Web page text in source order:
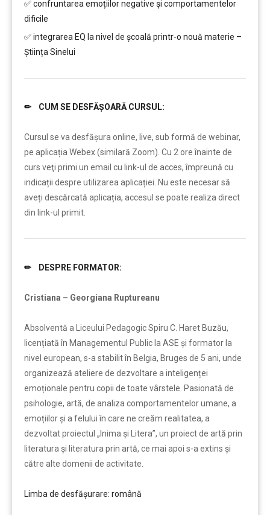
✅ confruntarea emoțiilor negative și comportamentelor
dificile
✅ integrarea EQ la nivel de școală printr-o nouă materie –
Știința Sinelui
✏ CUM SE DESFĂȘOARĂ CURSUL:
Cursul se va desfășura online, live, sub formă de webinar,
pe aplicația Webex (similară Zoom). Cu 2 ore înainte de
curs veţi primi un email cu link-ul de acces, împreună cu
indicații despre utilizarea aplicației. Nu este necesar să
aveți descărcată aplicația, accesul se poate realiza direct
din link-ul primit.
✏ DESPRE FORMATOR:
Cristiana – Georgiana Ruptureanu
Absolventă a Liceului Pedagogic Spiru C. Haret Buzău,
licențiată în Managementul Public la ASE și formator la
nivel european, s-a stabilit în Belgia, Bruges de 5 ani, unde
organizează ateliere de dezvoltare a inteligenței
emoționale pentru copii de toate vârstele. Pasionată de
psihologie, artă, de analiza comportamentelor umane, a
emoțiilor și a felului în care ne creăm realitatea, a
dezvoltat proiectul „Inima și Litera”, un proiect de artă prin
literatura și literatura prin artă, ce mai apoi s-a extins și
către alte domenii de activitate.
Limba de desfășurare: română